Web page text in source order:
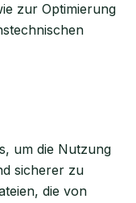
zur Optimierung
um die Nutzung
sicherer zu
die von